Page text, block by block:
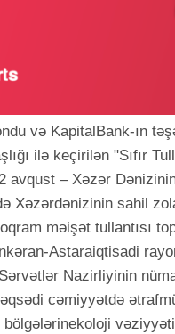
və KapitalBank-ın
ilə keçirilən "Sıfır
avqust – Xəzər
Xəzərdənizinin sahil
məişət tullantısı
Astaraiqtisadi
Nazirliyinin
cəmiyyətdə
bölgələrinekoloji